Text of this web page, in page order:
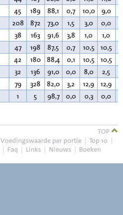
45 189 88,1 0,7 10,0 9,0
208 872 73,0 1,5 3,0 0,0
38 163 91,6 3,8 1,0 1,0
47 198 87,5 0,7 10,5 10,5
42 180 88,4 0,1 10,5 10,5
32 136 91,0 0,0 8,0 2,5
79 328 82,0 3,2 12,9 12,9
1 5 98,7 0,0 0,3 0,0
TOP
Voedingswaarde per portie | Top 10 |
| Faq | Links | Nieuws | Boeken